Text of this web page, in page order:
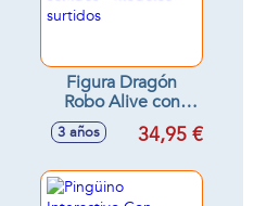
Figura Dragón
Robo Alive con
sonidos - Modelos
surtidos
3 años 34,95 €